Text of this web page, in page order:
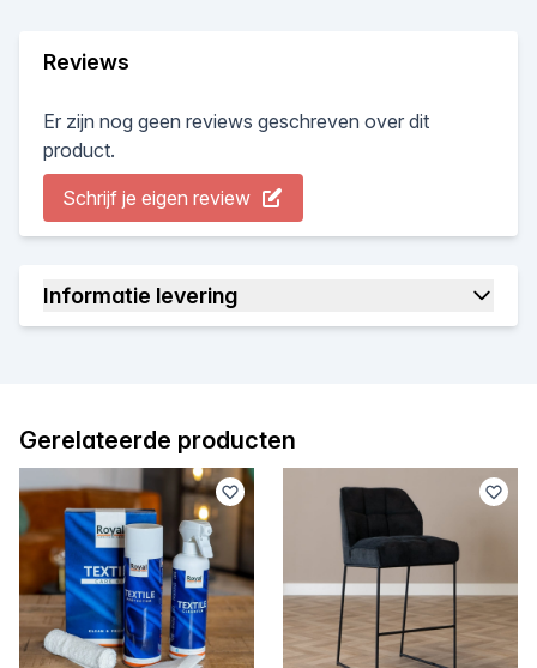
Reviews
Er zijn nog geen reviews geschreven over dit
product.
Schrijf je eigen review
Informatie levering
Gerelateerde producten